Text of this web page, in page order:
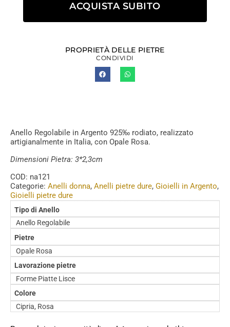
ACQUISTA SUBITO
PROPRIETÀ DELLE PIETRE
CONDIVIDI
Anello Regolabile in Argento 925‰ rodiato, realizzato
artigianalmente in Italia, con Opale Rosa.
Dimensioni Pietra: 3*2,3cm
COD: na121
Categorie: Anelli donna, Anelli pietre dure, Gioielli in Argento,
Gioielli pietre dure
Tipo di Anello
Anello Regolabile
Pietre
Opale Rosa
Lavorazione pietre
Forme Piatte Lisce
Colore
Cipria, Rosa